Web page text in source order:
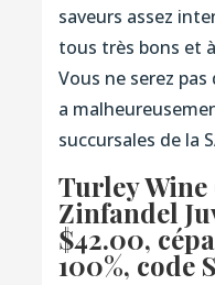
saveurs assez
tous très bons et
Vous ne serez pas
a
succursales de la
Turley
Zinfandel
$42.00,
100%, code